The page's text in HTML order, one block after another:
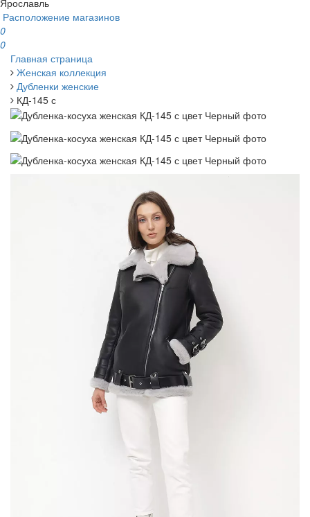
Расположение магазинов
0
0
Главная страница
Женская коллекция
Дубленки женские
КД-145 с